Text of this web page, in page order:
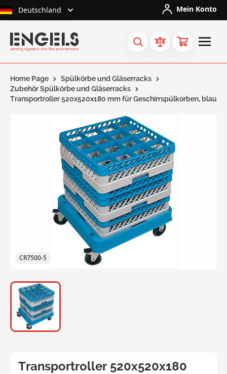
Skip to Content
Deutschland Mein Konto
Home Page
Spülkörbe und Gläserracks
Zubehör Spülkörbe und Gläserracks
Transportroller 520x520x180 mm für Geschirrspülkorben, blau
CR7500-5
Transportroller 520x520x180